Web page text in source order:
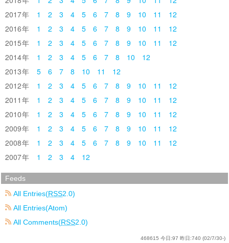
2017
1 2 3 4 5 6 7 8 9 10 11
12
2016
1 2 3 4 5 6 7 8 9 10 11
12
2015
1 2 3 4 5 6 7 8 9 10 11
12
2014
1 2 3 4 5 6 7 8 10
12
2013
5 6 7 8 10 11
12
2012
1 2 3 4 5 6 7 8 9 10 11
12
2011
1 2 3 4 5 6 7 8 9 10 11
12
2010
1 2 3 4 5 6 7 8 9 10 11
12
2009
1 2 3 4 5 6 7 8 9 10 11
12
2008
1 2 3 4 5 6 7 8 9 10 11
12
2007
1 2 3 4 12
Feeds
All Entries(RSS2.0)
All Entries(Atom)
All Comments(RSS2.0)
468615 今日:97 昨日:740 (02/7/30-)